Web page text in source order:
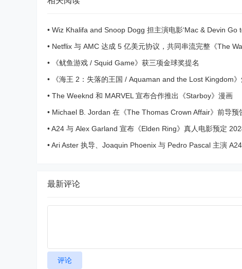
• Wiz Khalifa and Snoop Dogg 担主演电影‘Mac & Devin Go
School’预告片
• Netflix 与 AMC 达成 5 亿美元协议，共同串流完整《The
Dead》宇宙
•
《鱿鱼游戏 / Squid Game》获三项金球奖提名
•
《海王 2：失落的王国 / Aquaman and the Lost Kingdom
评价正式出炉
• The Weeknd 和 MARVEL 宣布合作推出《Starboy》漫画
• Michael B. Jordan 在《The Thomas Crown Affair》前导预
纠正昔日错误而行窃
•A24 与 Alex Garland 宣布《Elden Ring》真人电影预定
月上映
•Ari Aster 执导、Joaquin Phoenix 与 Pedro Pascal 主演
最新评论
评论